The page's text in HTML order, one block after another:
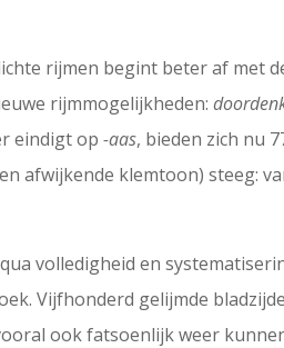
rijmen begint beter af met
rijmmogelijkheden:
eindigt op-aas, bieden zich nu
afwijkende klemtoon) steeg:
volledigheid en
Vijfhonderd gelijmde
ook fatsoenlijk weer